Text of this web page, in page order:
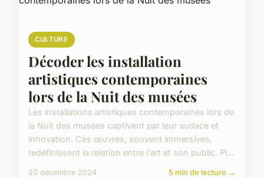
CULTURE
Décoder les installation
artistiques contemporaines
lors de la Nuit des musées
Les installations artistiques contemporaines lors de
la Nuit des musées captivent par leur audace et
innovation. Ces œuvres, souvent immersives,
redéfinissent la relation entre l'art et son public. Pl...
20 décembre 2024 5 min de lecture →